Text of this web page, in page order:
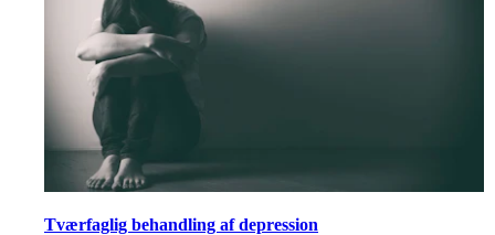
Tværfaglig behandling af depression